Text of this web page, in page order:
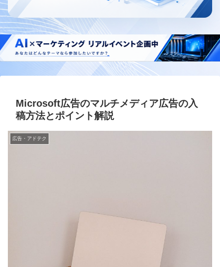
Microsoft広告のマルチメディア広告の入
稿方法とポイント解説
広告・アドテク